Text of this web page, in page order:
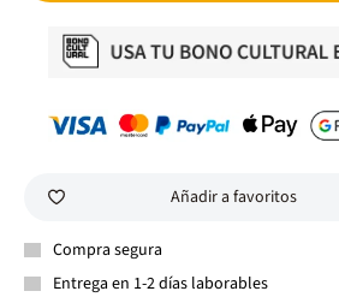
Añadir a favoritos
Compra segura
Entrega en 1-2 días laborables